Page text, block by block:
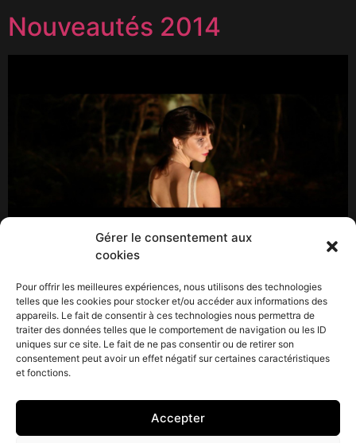
Gérer le consentement aux
cookies
Pour offrir les meilleures expériences, nous utilisons des technologies
telles que les cookies pour stocker et/ou accéder aux informations des
appareils. Le fait de consentir à ces technologies nous permettra de
traiter des données telles que le comportement de navigation ou les ID
uniques sur ce site. Le fait de ne pas consentir ou de retirer son
consentement peut avoir un effet négatif sur certaines caractéristiques
et fonctions.
Accepter
Nouveautés 2014
Tout d’ abord le studio est fier de l’ arrivée de nouveau
matériel : le prestigieux « Manley Massive Passive » est
enfin la! Le fameux equaliser à lampe made in USA
viendra gonfler les productions du studio dans les
années à venir! Après avoir finalisé en janvier et février
les productions de : Farewell (neo classique) ,
Flyingdolls […]